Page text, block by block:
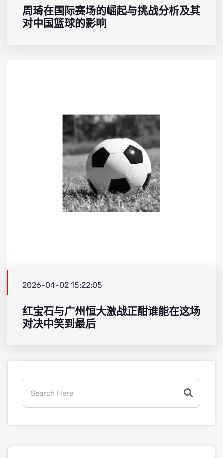
周琦在国际赛场的崛起与挑战分析及其
对中国篮球的影响
2026-04-02 15:22:05
红宝石与广州恒大激战正酣谁能在这场
对决中笑到最后